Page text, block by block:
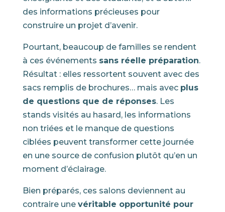
des informations précieuses pour
construire un projet d’avenir.
Pourtant, beaucoup de familles se rendent
à ces événements sans réelle préparation.
Résultat : elles ressortent souvent avec des
sacs remplis de brochures… mais avec plus
de questions que de réponses. Les
stands visités au hasard, les informations
non triées et le manque de questions
ciblées peuvent transformer cette journée
en une source de confusion plutôt qu’en un
moment d’éclairage.
Bien préparés, ces salons deviennent au
contraire une véritable opportunité pour